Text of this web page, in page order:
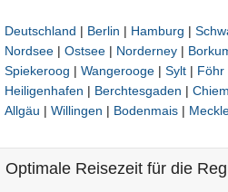
Deutschland | Berlin | Hamburg |
Nordsee | Ostsee | Norderney |
Spiekeroog | Wangerooge | Sylt | Föhr
Heiligenhafen | Berchtesgaden |
Allgäu | Willingen | Bodenmais |
Optimale Reisezeit für die